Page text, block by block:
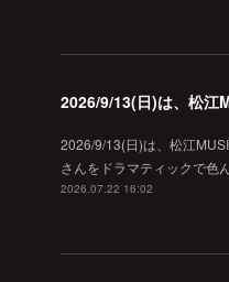
2026/9/13(日)は、松江
2026/9/13(日)は、松江
さんをドラマティックで色
2026.07.22 16:02